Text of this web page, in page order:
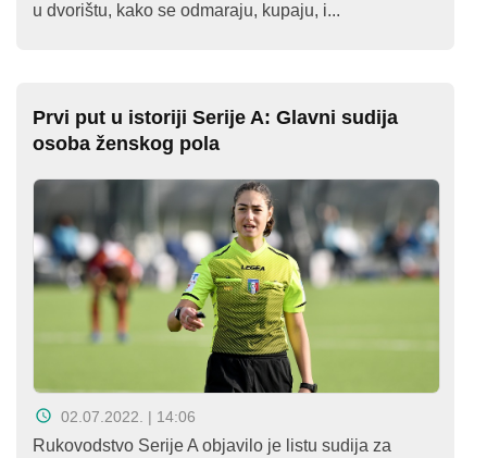
u dvorištu, kako se odmaraju, kupaju, i...
Prvi put u istoriji Serije A: Glavni sudija
osoba ženskog pola
02.07.2022. | 14:06
Rukovodstvo Serije A objavilo je listu sudija za